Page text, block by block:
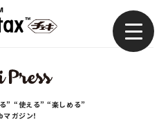
” “使える” “楽しめる”
ガジン！
い方